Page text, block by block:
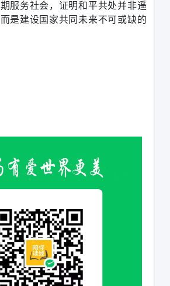
服务社会，证明和平共处并非遥
是建设国家共同未来不可或缺的